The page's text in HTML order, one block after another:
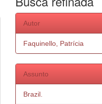
Autor
Faquinello, Patrícia
Assunto
Brazil.